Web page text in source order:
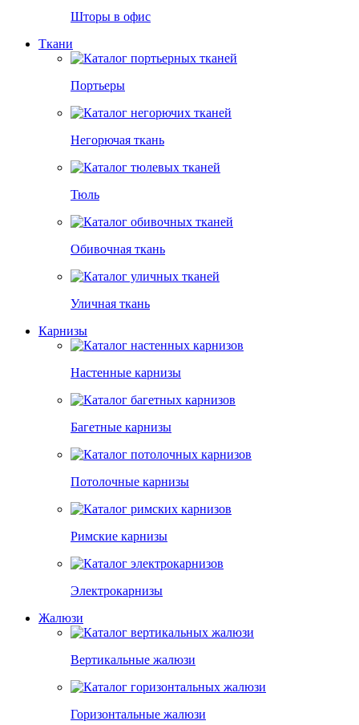
Шторы в офис
Ткани
Портьеры
Негорючая ткань
Тюль
Обивочная ткань
Уличная ткань
Карнизы
Настенные карнизы
Багетные карнизы
Потолочные карнизы
Римские карнизы
Электрокарнизы
Жалюзи
Вертикальные жалюзи
Горизонтальные жалюзи